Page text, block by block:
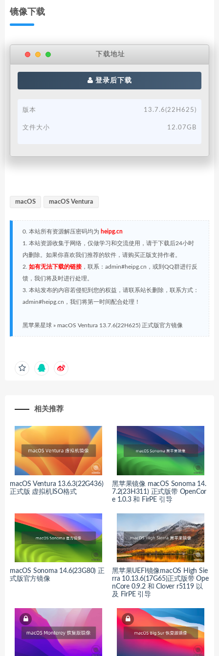
镜像下载
下载地址
登录后下载
版本 13.7.6(22H625)
文件大小 12.07GB
macOS macOS Ventura
0. 本站所有资源解压密码均为 heipg.cn
1. 本站资源收集于网络，仅做学习和交流使用，请于下载后24小时
内删除。如果你喜欢我们推荐的软件，请购买正版支持作者。
2. 如有无法下载的链接，联系：admin#heipg.cn，或到QQ群进行反
馈，我们将及时进行处理。
3. 本站发布的内容若侵犯到您的权益，请联系站长删除，联系方式：
admin#heipg.cn，我们将第一时间配合处理！
黑苹果星球 » macOS Ventura 13.7.6(22H625) 正式版官方镜像
相关推荐
macOS Ventura 13.6.3(22G436)
正式版 虚拟机ISO格式
黑苹果镜像 macOS Sonoma 14.
7.2(23H311) 正式版带 OpenCor
e 1.0.3 和 FirPE 引导
macOS Sonoma 14.6(23G80) 正
式版官方镜像
黑苹果UEFI镜像macOS High Sie
rra 10.13.6(17G65)正式版带 Ope
nCore 0.9.2 和 Clover r5119 以
及 FirPE 引导